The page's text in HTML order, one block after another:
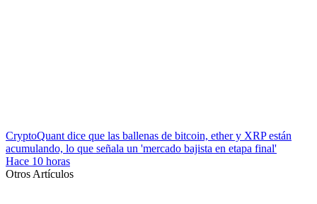
CryptoQuant dice que las ballenas de bitcoin, ether y XRP están
acumulando, lo que señala un 'mercado bajista en etapa final'
Hace 10 horas
Otros Artículos